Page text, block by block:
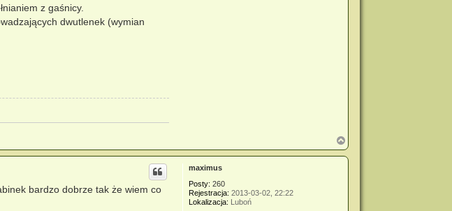
z gaśnicy.
dwutlenek (wymian
a
g
maximus
Posty: 260
Rejestracja: 2013-03-02, 22:22
Lokalizacja:
Luboń
bardzo dobrze tak że wiem co